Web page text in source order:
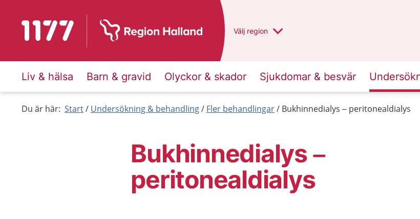
Till startsidan för 1177 Du har valt region
Välj en annan
region
Liv & hälsa Barn & gravid Olyckor & skador Sjukdomar & besvär
Du är här: Start Undersökning & behandling Fler behandlingar Bukhinnedialys – peritonealdialys
Bukhinnedialys –
peritonealdialys